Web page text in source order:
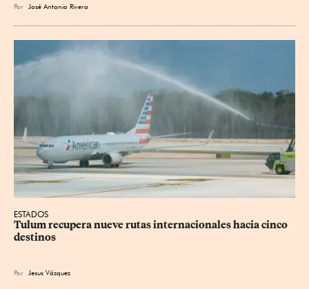
Por José Antonio Rivera
ESTADOS
Tulum recupera nueve rutas internacionales hacia cinco
destinos
Por Jesus Vázquez